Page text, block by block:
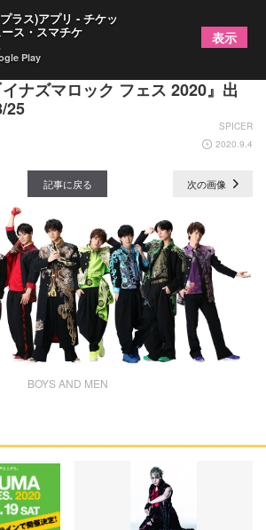
ロ、金爆、ボイメン、さだまさ
ナズマロック フェス 2020』出
25
SPICER
2020.9.4
記事に戻る 次の画像
BOYS AND MEN
ラス)アプリ - チケッ
ース・スマチケ
Play
表示